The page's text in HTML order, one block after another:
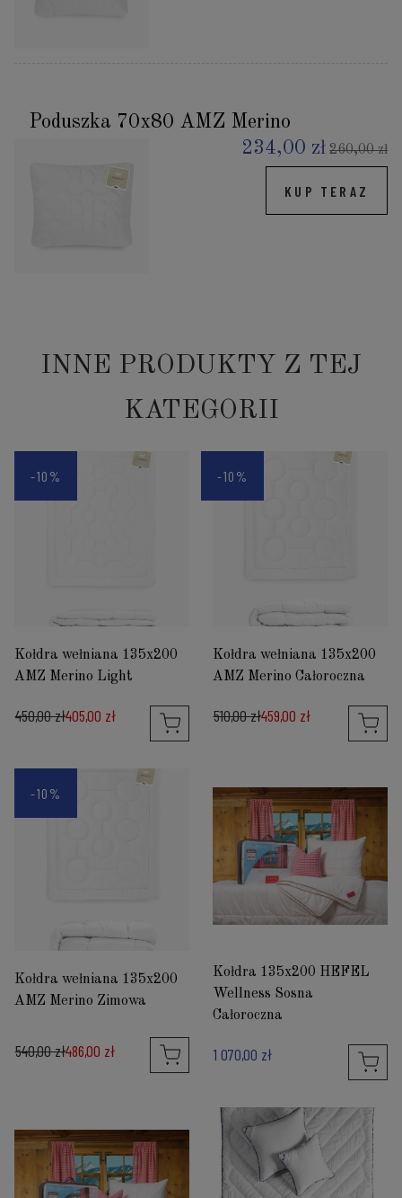
Poduszka 70x80 AMZ Merino
234,00 zł 260,00 zł
KUP TERAZ
INNE PRODUKTY Z TEJ
KATEGORII
Kołdra wełniana 135x200
AMZ Merino Light
450,00 zł405,00 zł
-10%
Kołdra wełniana 135x200
AMZ Merino Całoroczna
510,00 zł459,00 zł
-10%
Kołdra wełniana 135x200
AMZ Merino Zimowa
540,00 zł486,00 zł
-10%
Kołdra 135x200 HEFEL
Wellness Sosna
Całoroczna
1 070,00 zł